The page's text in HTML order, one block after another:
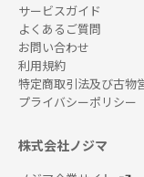
サービスガイド
よくあるご質問
お問い合わせ
利用規約
特定商取引法及び古物
プライバシーポリシー
株式会社ノジマ